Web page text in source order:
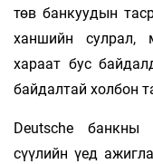
төв банкуудын
ханшийн сулрал,
хараат бус
байдалтай холбон
Deutsche банкны
сүүлийн үед